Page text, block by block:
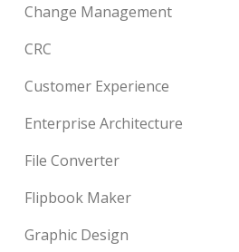
Change Management
CRC
Customer Experience
Enterprise Architecture
File Converter
Flipbook Maker
Graphic Design